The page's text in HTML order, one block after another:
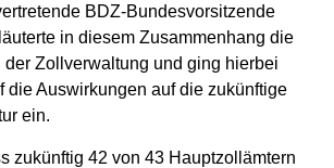
BDZ-Bundesvorsitzende
in diesem Zusammenhang die
der Zollverwaltung und ging hierbei
die Auswirkungen auf die zukünftige
ein.
zukünftig 42 von 43 Hauptzollämtern